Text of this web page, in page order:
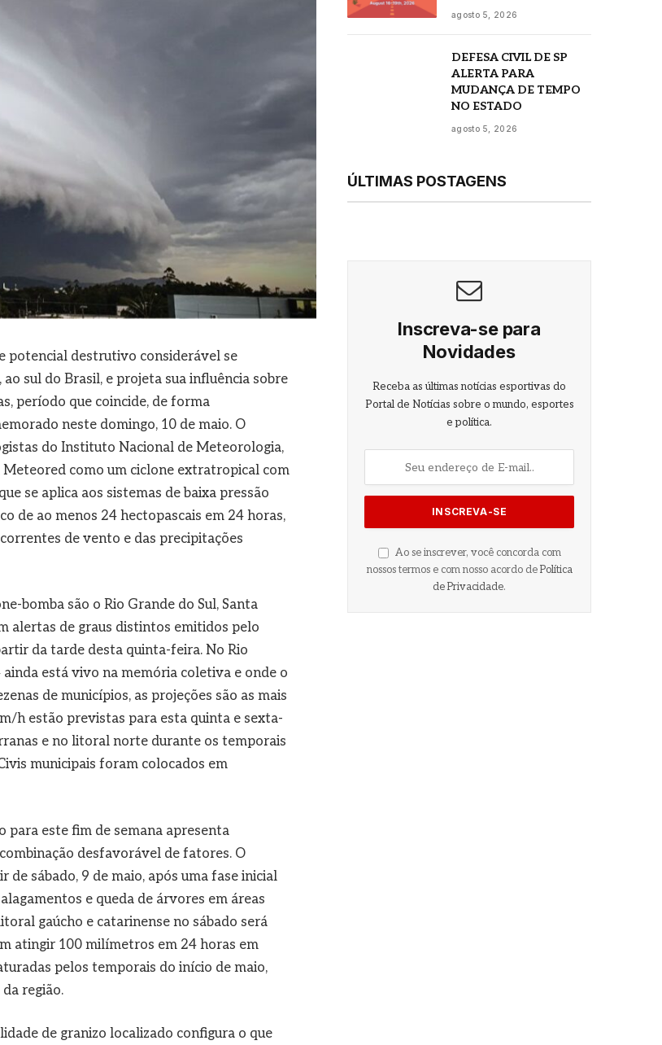
potencial destrutivo considerável se
sul do Brasil, e projeta sua influência sobre
período que coincide, de forma
neste domingo, 10 de maio. O
do Instituto Nacional de Meteorologia,
Meteored como um ciclone extratropical com
se aplica aos sistemas de baixa pressão
de ao menos 24 hectopascais em 24 horas,
de vento e das precipitações
bomba são o Rio Grande do Sul, Santa
alertas de graus distintos emitidos pelo
da tarde desta quinta-feira. No Rio
está vivo na memória coletiva e onde o
de municípios, as projeções são as mais
h estão previstas para esta quinta e sexta-
e no litoral norte durante os temporais
municipais foram colocados em
este fim de semana apresenta
desfavorável de fatores. O
sábado, 9 de maio, após uma fase inicial
e queda de árvores em áreas
gaúcho e catarinense no sábado será
atingir 100 milímetros em 24 horas em
pelos temporais do início de maio,
região.
de granizo localizado configura o que
agosto 5, 2026
DEFESA CIVIL DE SP
ALERTA PARA
MUDANÇA DE TEMPO
NO ESTADO
agosto 5, 2026
ÚLTIMAS POSTAGENS
Inscreva-se para
Novidades
Receba as últimas notícias esportivas do
Portal de Notícias sobre o mundo, esportes
e política.
Ao se inscrever, você concorda com
nossos termos e com nosso acordo de Política
de Privacidade.